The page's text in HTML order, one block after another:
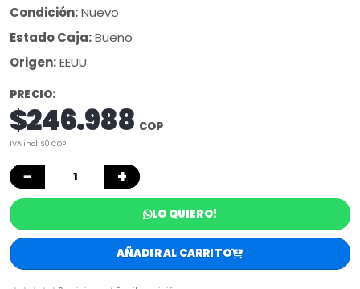
Condición:Nuevo
Estado Caja:Bueno
Origen:EEUU
PRECIO:
$246.988 COP
IVA incl: $0 COP
− +
LO QUIERO!
AÑADIR AL CARRITO